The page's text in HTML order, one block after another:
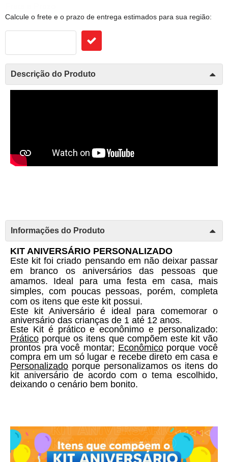
Calcule o frete e o prazo de entrega estimados para sua região:
Descrição do Produto
Informações do Produto
KIT ANIVERSÁRIO PERSONALIZADO
Este kit foi criado pensando em não deixar passar
em branco os aniversários das pessoas que
amamos. Ideal para uma festa em casa, mais
simples, com poucas pessoas, porém, completa
com os itens que este kit possui.
Este kit Aniversário é ideal para comemorar o
aniversário das crianças de 1 até 12 anos.
Prático porque os itens que compõem este kit vão
prontos pra você montar; Econômico porque você
Personalizado porque personalizamos os itens do
kit aniversário de acordo com o tema escolhido,
deixando o cenário bem bonito.